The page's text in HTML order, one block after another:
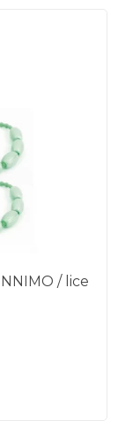
/ lice